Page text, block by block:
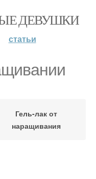
ДЕВУШКИ
статьи
Гель-лак от
наращивания